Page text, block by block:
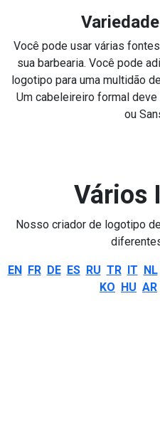
Você pode usar várias
sua barbearia. Você pode
logotipo para uma multidão
Um cabeleireiro formal
ou
Vários
Nosso criador de logotipo
EN FR DE ES RU TR IT NL
KO HU AR